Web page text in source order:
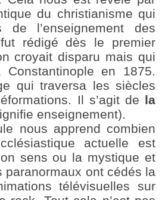
du christianisme qui
l’enseignement des
rédigé dès le premier
croyait disparu mais qui
en 1875.
qui traversa les siècles
Il s’agit de la
enseignement).
nous apprend combien
actuelle est
sens ou la mystique et
paranormaux ont cédés la
télévisuelles sur